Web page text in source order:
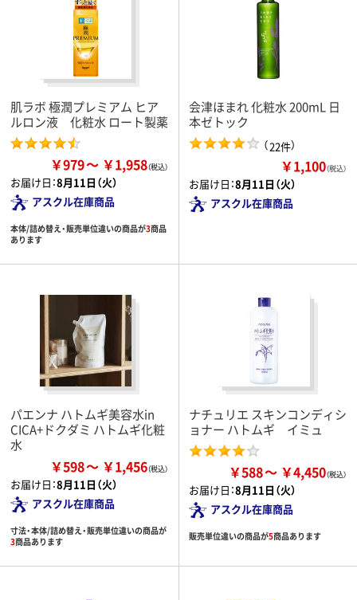
肌ラボ 極潤プレミアム ヒア
ルロン液 化粧水 ロート製薬
￥979 ￥1,958
お届け日：8月11日（火）
アスクル在庫商品
本体/詰め替え・販売単位違いの商品が3商品
あります
会津ほまれ 化粧水 200mL 日
本ゼトック
（22件）
￥1,100（税込）
お届け日：8月11日（火）
アスクル在庫商品
パエンナ ハトムギ美容水in
CICA+ドクダミ ハトムギ化粧
水
￥598 ￥1,456
お届け日：8月11日（火）
アスクル在庫商品
寸法・本体/詰め替え・販売単位違いの商品が
3商品あります
ナチュリエ スキンコンディシ
ョナー ハトムギ イミュ
￥588 ￥4,450
お届け日：8月11日（火）
アスクル在庫商品
販売単位違いの商品が5商品あります